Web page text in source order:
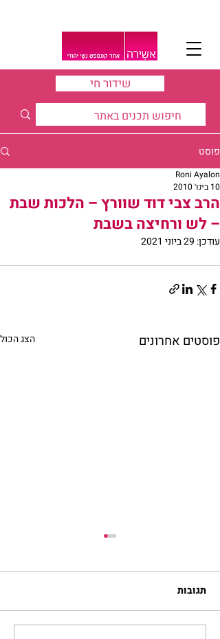
שידור חי
פוסט
הרב צבי דוד שוורץ – הלכות שבת
– לש ורחיצה בשבת
Roni Ayalon
10 בינו׳ 2010
עודכן: 29 ביוני 2021
פוסטים אחרונים הצג הכול
תגובות